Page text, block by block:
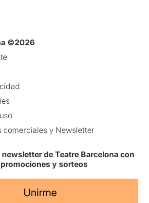
©2026
comerciales y Newsletter
de Teatre Barcelona con
y sorteos
Unirme